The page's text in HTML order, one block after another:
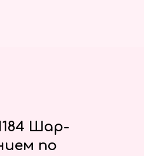
Шар-
по